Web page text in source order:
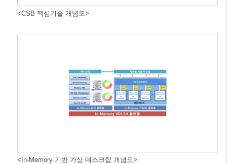
<CSB 핵심기술 개념도>
<In-Memory 기반 가상 데스크탑 개념도>